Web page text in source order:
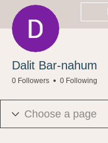
Dalit Bar-nahum
0 Followers 0 Following